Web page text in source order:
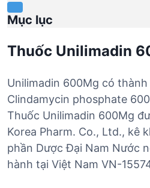
Mục lục
Thuốc Unilimadin
Unilimadin 600Mg có
Clindamycin phosphate
Thuốc Unilimadin 600Mg
Korea Pharm. Co., Ltd., kê
phần Dược Đại Nam Nước
hành tại Việt Nam VN-